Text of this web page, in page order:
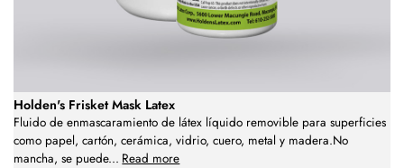
Holden's Frisket Mask Latex
Fluido de enmascaramiento de látex líquido removible para superficies
como papel, cartón, cerámica, vidrio, cuero, metal y madera.No
mancha, se puede... Read more